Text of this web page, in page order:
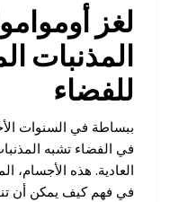
لغز
المذنبات
للفضاء
ببساطة في السنوات
في الفضاء تشبه
العادية. هذه الأجسام،
في فهم كيف يمكن أن